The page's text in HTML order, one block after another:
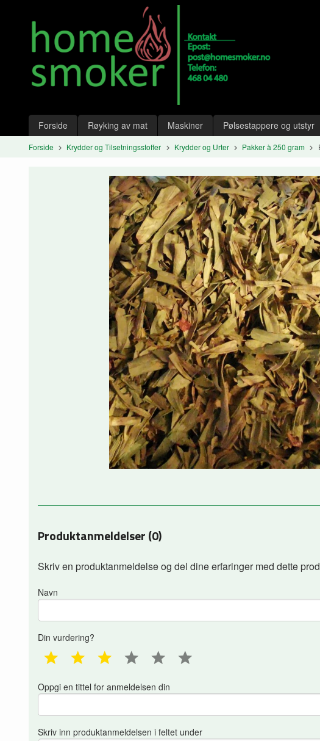
innholdet
Produkter
Forside Røyking av mat Maskiner Pølsestappere og utstyr
Forside Krydder og Tilsetningsstoffer Krydder og Urter Pakker à 250 gram
Produktanmeldelser (0)
Skriv en produktanmeldelse og del dine erfaringer med dette
Navn
Din vurdering?
1 star 2 star 3 star 4 star 5 star
Oppgi en tittel for anmeldelsen din
Skriv inn produktanmeldelsen i feltet under